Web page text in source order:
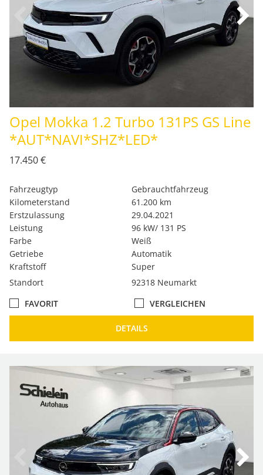
Opel Mokka 1.2 Turbo 131PS GS Line
*AUT*NAVI*SHZ*LED*
17.450 €
Fahrzeugtyp
Gebrauchtfahrzeug
Kilometerstand
61.200 km
Erstzulassung
29.04.2021
Leistung
96 kW/ 131 PS
Farbe
Weiß
Getriebe
Automatik
Kraftstoff
Super
Standort
92318 Neumarkt
FAVORIT
VERGLEICHEN
DETAILS